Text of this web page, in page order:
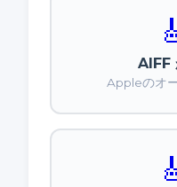
AIFF
Appleのオ